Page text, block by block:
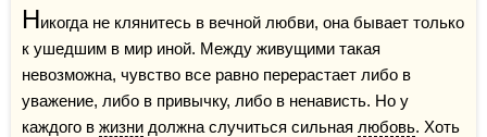
Никогда не клянитесь в вечной любви, она бывает только
к ушедшим в мир иной. Между живущими такая
невозможна, чувство все равно перерастает либо в
уважение, либо в привычку, либо в ненависть. Но у
каждого в жизни должна случиться сильная любовь. Хоть